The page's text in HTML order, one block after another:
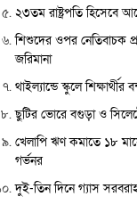
২৩তম রাষ্ট্রপতি হিসেবে
শিশুদের ওপর নেতিবাচক
জরিমানা
থাইল্যান্ডে স্কুলে
ছুটির ভোরে বগুড়া ও
খেলাপি ঋণ কমাতে ১৮
গর্ভনর
দুই-তিন দিনে গ্যাস সরবরাহ